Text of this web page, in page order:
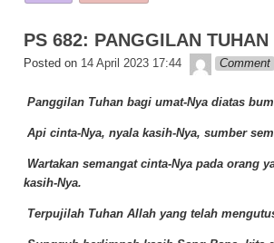
k
PS 682: PANGGILAN TUHAN
Posted on 14 April 2023 17:44 Lapopp
Comment
Panggilan Tuhan bagi umat-Nya diatas
Api cinta-Nya, nyala kasih-Nya, sumber
Wartakan semangat cinta-Nya pada orang
kasih-Nya.
Terpujilah Tuhan Allah yang telah